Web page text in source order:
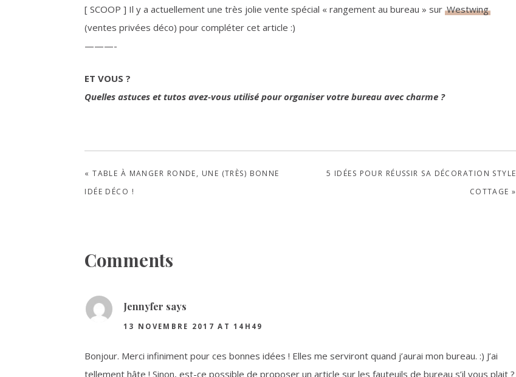
[ SCOOP ] Il y a actuellement une très jolie vente spécial « rangement au bureau » surWestwing
(ventes privées déco) pour compléter cet article :)
———-
ET VOUS ?
Quelles astuces et tutos avez-vous utilisé pour organiser votre bureau avec charme ?
PREVIOUS
« TABLE À MANGER RONDE, UNE (TRÈS) BONNE
IDÉE DÉCO !
NEXT
5 IDÉES POUR RÉUSSIR SA DÉCORATION STYLE
COTTAGE »
Reader
Interactions
Comments
Jennyfer says
13 NOVEMBRE 2017 AT 14H49
Bonjour. Merci infiniment pour ces bonnes idées ! Elles me serviront quand j’aurai mon bureau. :) J’ai
tellement hâte ! Sinon, est-ce possible de proposer un article sur les fauteuils de bureau s’il vous plait ?